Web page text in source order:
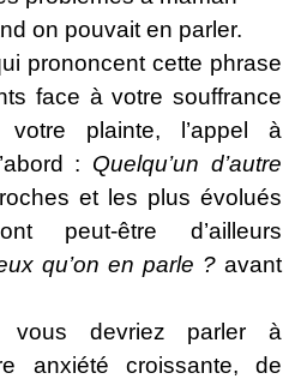
on pouvait en parler.
prononcent cette phrase
face à votre souffrance
plainte, l’appel à
: Quelqu’un d’autre
et les plus évolués
peut-être d’ailleurs
qu’on en parle ? avant
devriez parler à
anxiété croissante, de